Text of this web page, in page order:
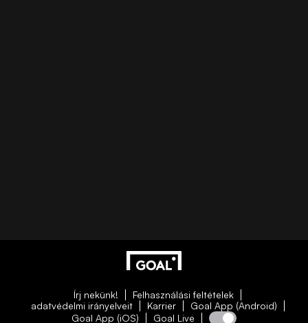
Írj nekünk!
Felhasználási feltételek
adatvédelmi irányelveit
Karrier
Goal App (Android)
Goal App (iOS)
Goal Live